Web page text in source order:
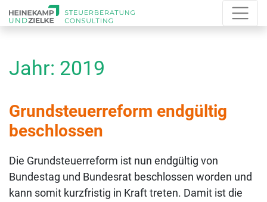
Jahr: 2019
Grundsteuerreform endgültig
beschlossen
Die Grundsteuerreform ist nun endgültig von
Bundestag und Bundesrat beschlossen worden und
kann somit kurzfristig in Kraft treten. Damit ist die